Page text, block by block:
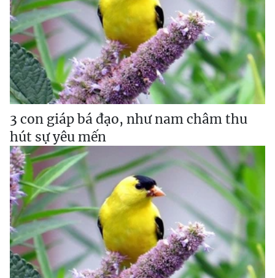
3 con giáp bá đạo, như nam châm thu
hút sự yêu mến